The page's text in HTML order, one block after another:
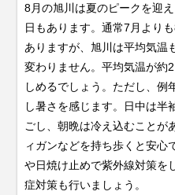
8月の旭川は夏のピークを迎
日もあります。通常7月より
ありますが、旭川は平均気温
変わりません。平均気温が
しめるでしょう。ただし、例
し暑さを感じます。日中は半
ごし、朝晩は冷え込むことが
ィガンなどを持ち歩くと安心
や日焼け止めで紫外線対策を
症対策も行いましょう。